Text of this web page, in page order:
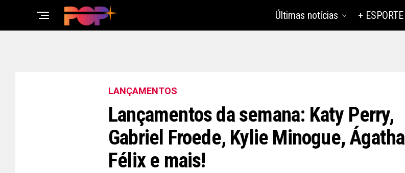
Últimas notícias + ESPORTE
LANÇAMENTOS
Lançamentos da semana: Katy Perry,
Gabriel Froede, Kylie Minogue, Ágatha
Félix e mais!